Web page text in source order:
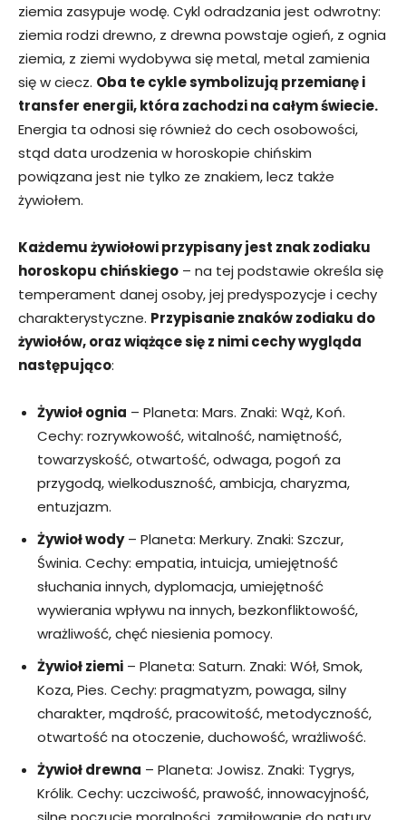
ziemia zasypuje wodę. Cykl odradzania jest odwrotny:
ziemia rodzi drewno, z drewna powstaje ogień, z ognia
ziemia, z ziemi wydobywa się metal, metal zamienia
się w ciecz. Oba te cykle symbolizują przemianę i
transfer energii, która zachodzi na całym świecie.
Energia ta odnosi się również do cech osobowości,
stąd data urodzenia w horoskopie chińskim
powiązana jest nie tylko ze znakiem, lecz także
żywiołem.
Każdemu żywiołowi przypisany jest znak zodiaku
horoskopu chińskiego – na tej podstawie określa się
temperament danej osoby, jej predyspozycje i cechy
charakterystyczne. Przypisanie znaków zodiaku do
żywiołów, oraz wiążące się z nimi cechy wygląda
następująco:
Żywioł ognia – Planeta: Mars. Znaki: Wąż, Koń.
Cechy: rozrywkowość, witalność, namiętność,
towarzyskość, otwartość, odwaga, pogoń za
przygodą, wielkoduszność, ambicja, charyzma,
entuzjazm.
Żywioł wody– Planeta: Merkury. Znaki: Szczur,
Świnia. Cechy: empatia, intuicja, umiejętność
słuchania innych, dyplomacja, umiejętność
wywierania wpływu na innych, bezkonfliktowość,
wrażliwość, chęć niesienia pomocy.
Żywioł ziemi – Planeta: Saturn. Znaki: Wół, Smok,
Koza, Pies. Cechy: pragmatyzm, powaga, silny
charakter, mądrość, pracowitość, metodyczność,
otwartość na otoczenie, duchowość, wrażliwość.
Żywioł drewna – Planeta: Jowisz. Znaki: Tygrys,
Królik. Cechy: uczciwość, prawość, innowacyjność,